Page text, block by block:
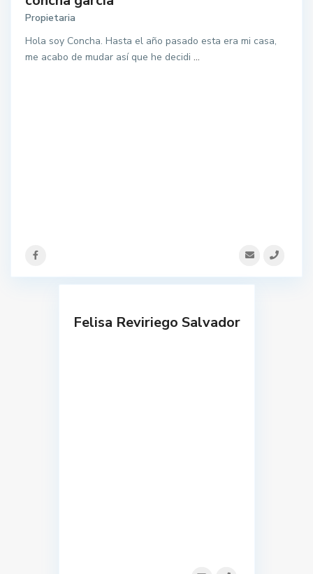
Propietaria
Hola soy Concha. Hasta el año pasado esta era mi casa,
me acabo de mudar así que he decidi ...
Felisa Reviriego Salvador